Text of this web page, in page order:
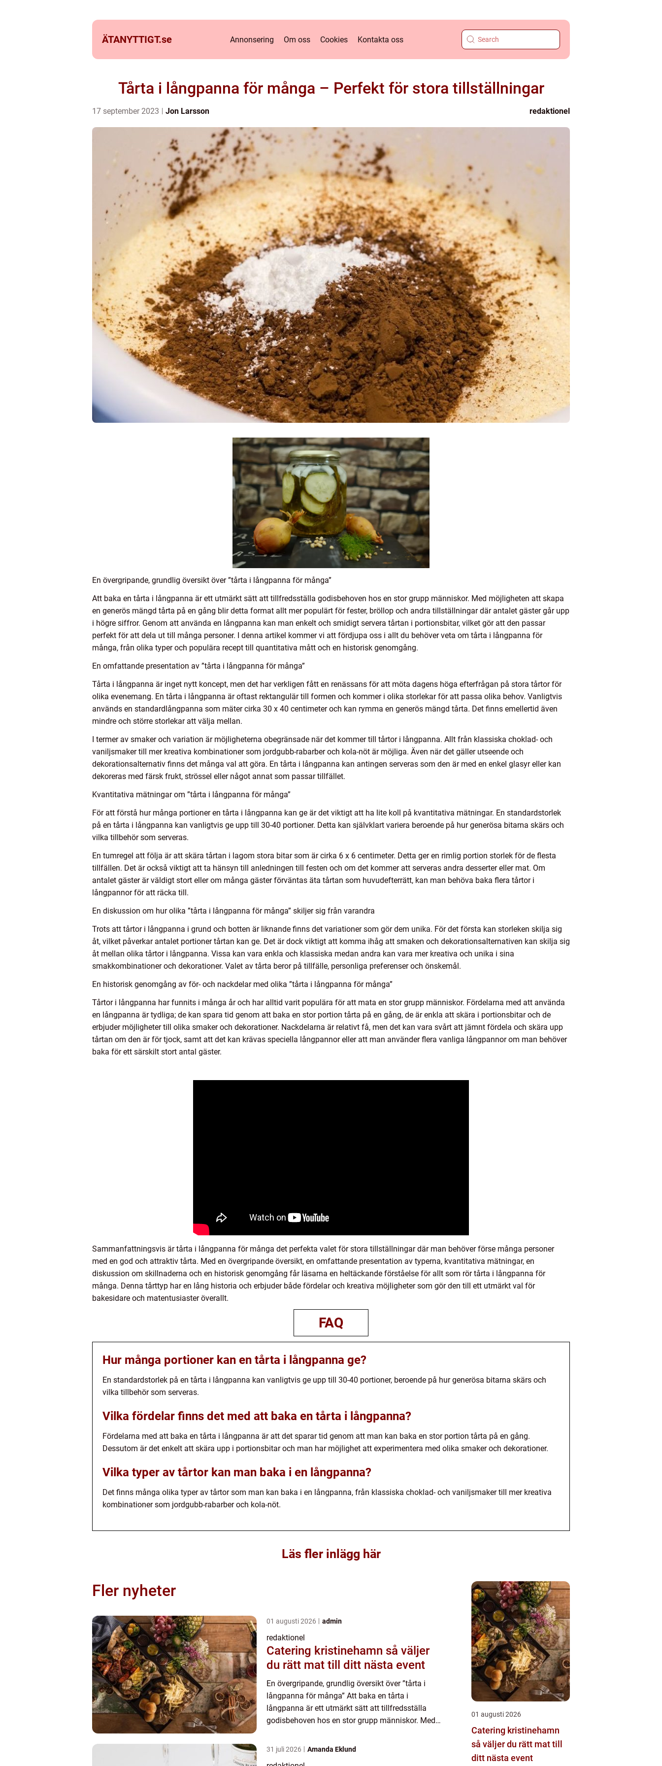
ÄTANYTTIGT.se Annonsering Om oss Cookies Kontakta oss
Tårta i långpanna för många – Perfekt för stora tillställningar
17 september 2023 Jon Larsson redaktionel
En övergripande, grundlig översikt över ”tårta i långpanna för många”
Att baka en tårta i långpanna är ett utmärkt sätt att tillfredsställa godisbehoven hos en stor grupp människor. Med möjligheten att skapa
en generös mängd tårta på en gång blir detta format allt mer populärt för fester, bröllop och andra tillställningar där antalet gäster går upp
i högre siffror. Genom att använda en långpanna kan man enkelt och smidigt servera tårtan i portionsbitar, vilket gör att den passar
perfekt för att dela ut till många personer. I denna artikel kommer vi att fördjupa oss i allt du behöver veta om tårta i långpanna för
många, från olika typer och populära recept till quantitativa mått och en historisk genomgång.
En omfattande presentation av ”tårta i långpanna för många”
Tårta i långpanna är inget nytt koncept, men det har verkligen fått en renässans för att möta dagens höga efterfrågan på stora tårtor för
olika evenemang. En tårta i långpanna är oftast rektangulär till formen och kommer i olika storlekar för att passa olika behov. Vanligtvis
används en standardlångpanna som mäter cirka 30 x 40 centimeter och kan rymma en generös mängd tårta. Det finns emellertid även
mindre och större storlekar att välja mellan.
I termer av smaker och variation är möjligheterna obegränsade när det kommer till tårtor i långpanna. Allt från klassiska choklad- och
vaniljsmaker till mer kreativa kombinationer som jordgubb-rabarber och kola-nöt är möjliga. Även när det gäller utseende och
dekorationsalternativ finns det många val att göra. En tårta i långpanna kan antingen serveras som den är med en enkel glasyr eller kan
dekoreras med färsk frukt, strössel eller något annat som passar tillfället.
Kvantitativa mätningar om ”tårta i långpanna för många”
För att förstå hur många portioner en tårta i långpanna kan ge är det viktigt att ha lite koll på kvantitativa mätningar. En standardstorlek
på en tårta i långpanna kan vanligtvis ge upp till 30-40 portioner. Detta kan självklart variera beroende på hur generösa bitarna skärs och
vilka tillbehör som serveras.
En tumregel att följa är att skära tårtan i lagom stora bitar som är cirka 6 x 6 centimeter. Detta ger en rimlig portion storlek för de flesta
tillfällen. Det är också viktigt att ta hänsyn till anledningen till festen och om det kommer att serveras andra desserter eller mat. Om
antalet gäster är väldigt stort eller om många gäster förväntas äta tårtan som huvudefterrätt, kan man behöva baka flera tårtor i
långpannor för att räcka till.
En diskussion om hur olika ”tårta i långpanna för många” skiljer sig från varandra
Trots att tårtor i långpanna i grund och botten är liknande finns det variationer som gör dem unika. För det första kan storleken skilja sig
åt, vilket påverkar antalet portioner tårtan kan ge. Det är dock viktigt att komma ihåg att smaken och dekorationsalternativen kan skilja sig
åt mellan olika tårtor i långpanna. Vissa kan vara enkla och klassiska medan andra kan vara mer kreativa och unika i sina
smakkombinationer och dekorationer. Valet av tårta beror på tillfälle, personliga preferenser och önskemål.
En historisk genomgång av för- och nackdelar med olika ”tårta i långpanna för många”
Tårtor i långpanna har funnits i många år och har alltid varit populära för att mata en stor grupp människor. Fördelarna med att använda
en långpanna är tydliga; de kan spara tid genom att baka en stor portion tårta på en gång, de är enkla att skära i portionsbitar och de
erbjuder möjligheter till olika smaker och dekorationer. Nackdelarna är relativt få, men det kan vara svårt att jämnt fördela och skära upp
tårtan om den är för tjock, samt att det kan krävas speciella långpannor eller att man använder flera vanliga långpannor om man behöver
baka för ett särskilt stort antal gäster.
Sammanfattningsvis är tårta i långpanna för många det perfekta valet för stora tillställningar där man behöver förse många personer
med en god och attraktiv tårta. Med en övergripande översikt, en omfattande presentation av typerna, kvantitativa mätningar, en
diskussion om skillnaderna och en historisk genomgång får läsarna en heltäckande förståelse för allt som rör tårta i långpanna för
många. Denna tårttyp har en lång historia och erbjuder både fördelar och kreativa möjligheter som gör den till ett utmärkt val för
bakesidare och matentusiaster överallt.
FAQ
Hur många portioner kan en tårta i långpanna ge?
En standardstorlek på en tårta i långpanna kan vanligtvis ge upp till 30-40 portioner, beroende på hur generösa bitarna skärs och
vilka tillbehör som serveras.
Vilka fördelar finns det med att baka en tårta i långpanna?
Fördelarna med att baka en tårta i långpanna är att det sparar tid genom att man kan baka en stor portion tårta på en gång.
Dessutom är det enkelt att skära upp i portionsbitar och man har möjlighet att experimentera med olika smaker och dekorationer.
Vilka typer av tårtor kan man baka i en långpanna?
Det finns många olika typer av tårtor som man kan baka i en långpanna, från klassiska choklad- och vaniljsmaker till mer kreativa
kombinationer som jordgubb-rabarber och kola-nöt.
Läs fler inlägg här
Fler nyheter
01 augusti 2026 admin
redaktionel
Catering kristinehamn så väljer
du rätt mat till ditt nästa event
En övergripande, grundlig översikt över ”tårta i
långpanna för många” Att baka en tårta i
långpanna är ett utmärkt sätt att tillfredsställa
godisbehoven hos en stor grupp människor. Med
en g...
31 juli 2026 Amanda Eklund
01 augusti 2026
Catering kristinehamn
så väljer du rätt mat till
ditt nästa event